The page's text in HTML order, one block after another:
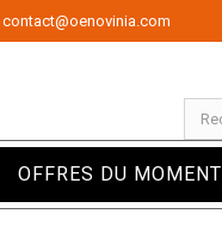
contact@oenovinia.com
OFFRES DU MOMENT